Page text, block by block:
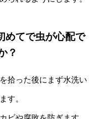
めてで虫が心配で
？
拾った後にまず水洗い
す。